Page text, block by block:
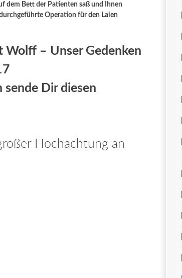
dem Bett der Patienten saß und Ihnen
Operation für den Laien
– Unser Gedenken
Dir diesen
Hochachtung an